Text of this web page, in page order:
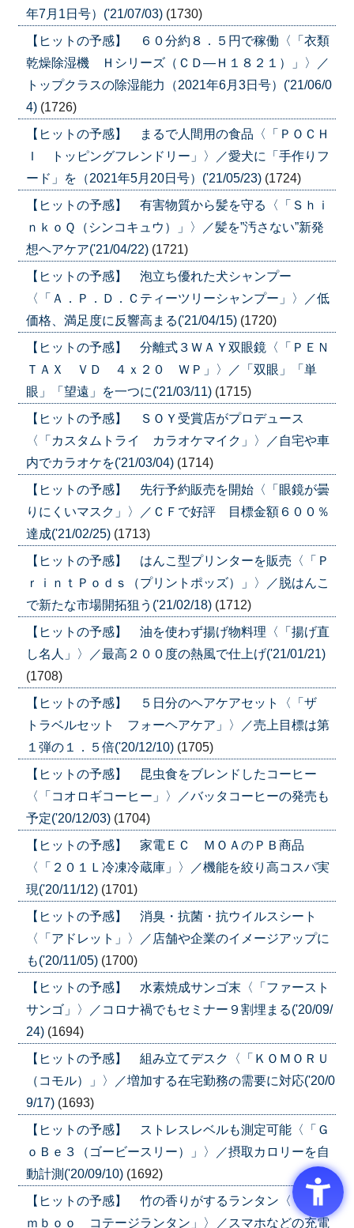
年7月1日号）('21/07/03) (1730)
【ヒットの予感】 ６０分約８．５円で稼働〈「衣類
乾燥除湿機 Ｈシリーズ（ＣＤ―Ｈ１８２１）」〉／
トップクラスの除湿能力（2021年6月3日号）('21/06/0
4) (1726)
【ヒットの予感】 まるで人間用の食品〈「ＰＯＣＨ
Ｉ トッピングフレンドリー」〉／愛犬に「手作りフ
ード」を（2021年5月20日号）('21/05/23) (1724)
【ヒットの予感】 有害物質から髪を守る〈「Ｓｈｉ
ｎｋｏＱ（シンコキュウ）」〉／髪を”汚さない”新発
想ヘアケア('21/04/22) (1721)
【ヒットの予感】 泡立ち優れた犬シャンプー
〈「Ａ．Ｐ．Ｄ．Ｃティーツリーシャンプー」〉／低
価格、満足度に反響高まる('21/04/15) (1720)
【ヒットの予感】 分離式３ＷＡＹ双眼鏡〈「ＰＥＮ
ＴＡＸ ＶＤ ４ｘ２０ ＷＰ」〉／「双眼」「単
眼」「望遠」を一つに('21/03/11) (1715)
【ヒットの予感】 ＳＯＹ受賞店がプロデュース
〈「カスタムトライ カラオケマイク」〉／自宅や車
内でカラオケを('21/03/04) (1714)
【ヒットの予感】 先行予約販売を開始〈「眼鏡が曇
りにくいマスク」〉／ＣＦで好評 目標金額６００％
達成('21/02/25) (1713)
【ヒットの予感】 はんこ型プリンターを販売〈「Ｐ
ｒｉｎｔＰｏｄｓ（プリントポッズ）」〉／脱はんこ
で新たな市場開拓狙う('21/02/18) (1712)
【ヒットの予感】 油を使わず揚げ物料理〈「揚げ直
し名人」〉／最高２００度の熱風で仕上げ('21/01/21)
(1708)
【ヒットの予感】 ５日分のヘアケアセット〈「ザ
トラベルセット フォーヘアケア」〉／売上目標は第
１弾の１．５倍('20/12/10) (1705)
【ヒットの予感】 昆虫食をブレンドしたコーヒー
〈「コオロギコーヒー」〉／バッタコーヒーの発売も
予定('20/12/03) (1704)
【ヒットの予感】 家電ＥＣ ＭＯＡのＰＢ商品
〈「２０１Ｌ冷凍冷蔵庫」〉／機能を絞り高コスパ実
現('20/11/12) (1701)
【ヒットの予感】 消臭・抗菌・抗ウイルスシート
〈「アドレット」〉／店舗や企業のイメージアップに
も('20/11/05) (1700)
【ヒットの予感】 水素焼成サンゴ末〈「ファースト
サンゴ」〉／コロナ禍でもセミナー９割埋まる('20/09/
24) (1694)
【ヒットの予感】 組み立てデスク〈「ＫＯＭＯＲＵ
（コモル）」〉／増加する在宅勤務の需要に対応('20/0
9/17) (1693)
【ヒットの予感】 ストレスレベルも測定可能〈「Ｇ
ｏＢｅ３（ゴービースリー）」〉／摂取カロリーを自
動計測('20/09/10) (1692)
【ヒットの予感】 竹の香りがするランタン〈「Ｂａ
ｍｂｏｏ コテージランタン」〉／スマホなどの充電